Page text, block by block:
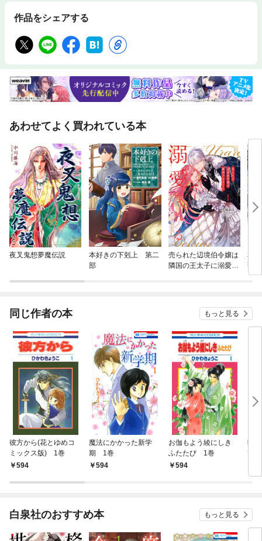
作品をシェアする
あわせてよく買われている本
夜叉鬼想夢魔伝説
本好きの下剋上 第二
部
売られた辺境伯令嬢は
隣国の王太子に溺愛さ
本
部
同じ作者の本 もっと見る
彼方から(花とゆめコ
ミックス版) 1巻
594
魔法にかかった新学
期 1巻
594
お伽もよう綾にしき
ふたたび 1巻
594
時
て
白泉社のおすすめ本 もっと見る